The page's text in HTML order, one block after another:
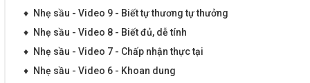
♦ Nhẹ sầu - Video 9 - Biết tự thương tự thưởng
♦ Nhẹ sầu - Video 8 - Biết đủ, dễ tính
♦ Nhẹ sầu - Video 7 - Chấp nhận thực tại
♦ Nhẹ sầu - Video 6 - Khoan dung